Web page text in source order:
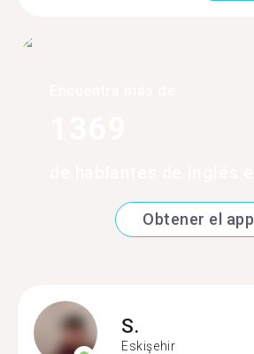
Obtener el app
S.
Eskişehir